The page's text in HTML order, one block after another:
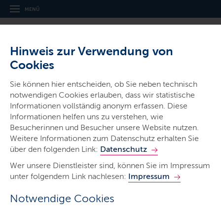
Hinweis zur Verwendung von
Cookies
Sie können hier entscheiden, ob Sie neben technisch
notwendigen Cookies erlauben, dass wir statistische
Informationen vollständig anonym erfassen. Diese
Informationen helfen uns zu verstehen, wie
Besucherinnen und Besucher unsere Website nutzen.
Weitere Informationen zum Datenschutz erhalten Sie
über den folgenden Link: Datenschutz
Wer unsere Dienstleister sind, können Sie im Impressum
unter folgendem Link nachlesen: Impressum
Notwendige Cookies
MENÜ
Landesamt für Arbeitsschutz,
Soziales und Gesundheit
Ministerien & Behörden
Start